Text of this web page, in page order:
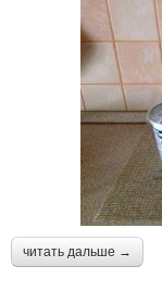
читать дальше →